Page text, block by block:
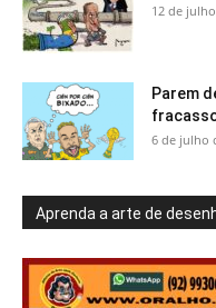
12 de
Parem
6 de julho
Aprenda a arte de